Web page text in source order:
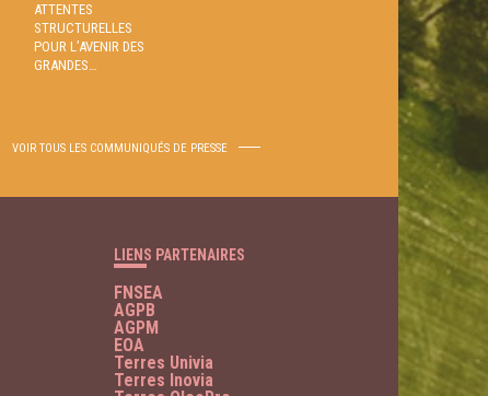
ATTENTES
STRUCTURELLES
POUR L’AVENIR DES
GRANDES…
VOIR TOUS LES COMMUNIQUÉS DE PRESSE
LIENS PARTENAIRES
FNSEA
AGPB
AGPM
EOA
Terres Univia
Terres Inovia